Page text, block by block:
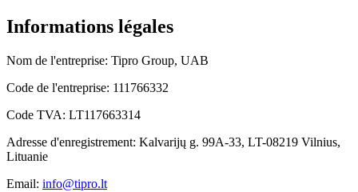
Informations légales
Nom de l'entreprise: Tipro Group, UAB
Code de l'entreprise: 111766332
Code TVA: LT117663314
Adresse d'enregistrement: Kalvarijų g. 99A-33, LT-08219 Vilnius,
Lituanie
Email: info@tipro.lt